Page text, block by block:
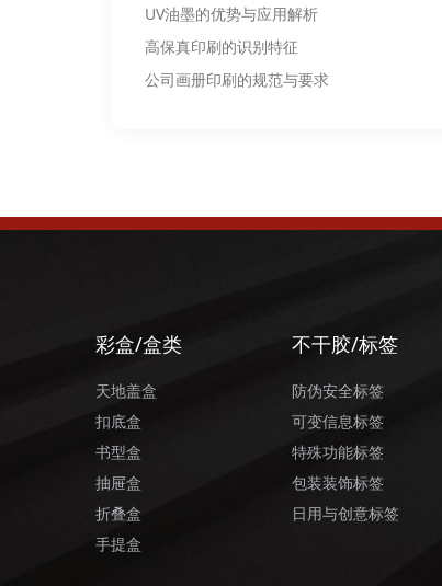
UV油墨的优势与应用解析
高保真印刷的识别特征
公司画册印刷的规范与要求
彩盒/盒类
天地盖盒
扣底盒
书型盒
抽屉盒
折叠盒
手提盒
不干胶/标签
防伪安全标签
可变信息标签
特殊功能标签
包装装饰标签
日用与创意标签